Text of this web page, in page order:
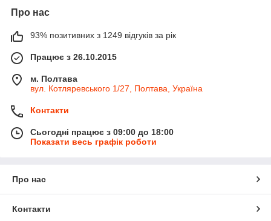
Про нас
93% позитивних з 1249 відгуків за рік
Працює з 26.10.2015
м. Полтава
вул. Котляревського 1/27, Полтава, Україна
Контакти
Сьогодні працює з 09:00 до 18:00
Показати весь графік роботи
Про нас
Контакти